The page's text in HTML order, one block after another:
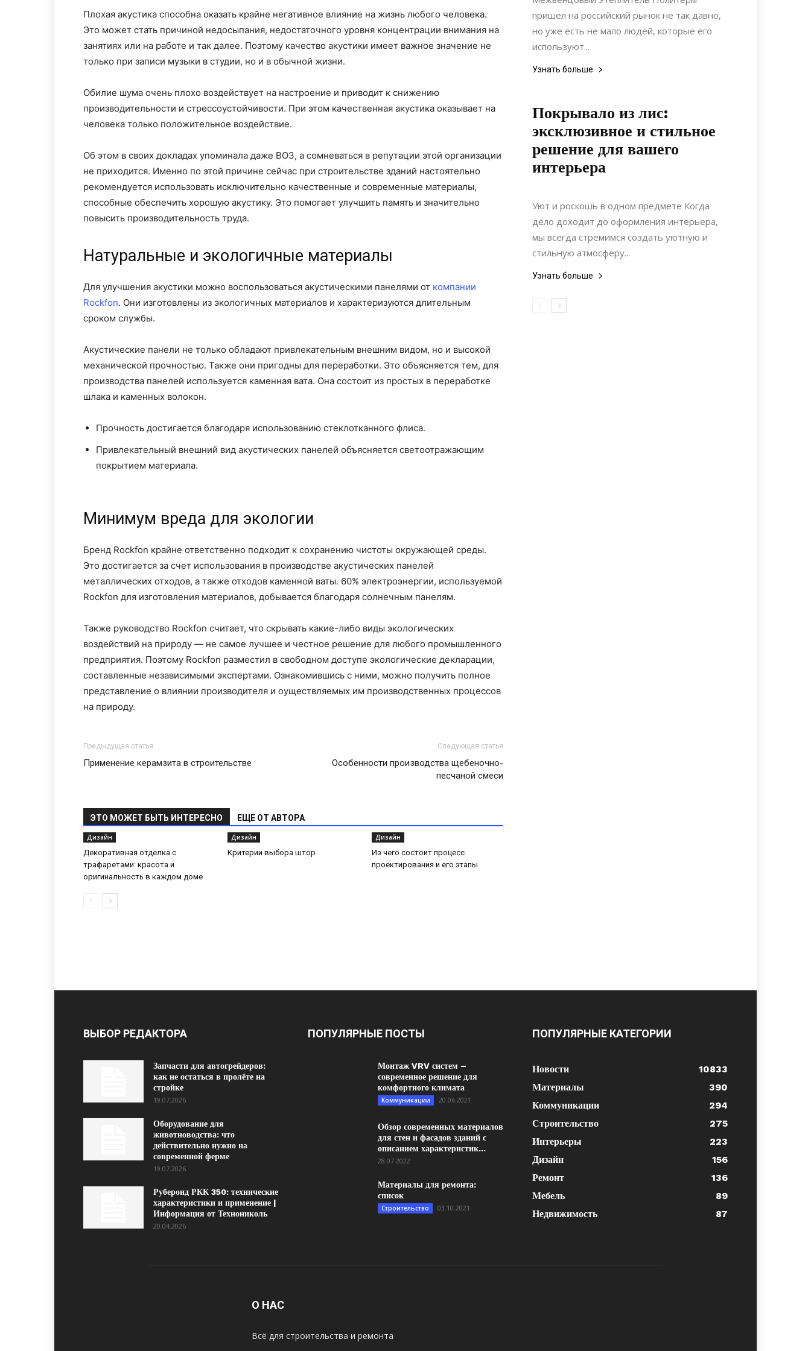
Плохая акустика способна оказать крайне негативное влияние на жизнь любого человека.
Это может стать причиной недосыпания, недостаточного уровня концентрации внимания на
занятиях или на работе и так далее. Поэтому качество акустики имеет важное значение не
только при записи музыки в студии, но и в обычной жизни.
Обилие шума очень плохо воздействует на настроение и приводит к снижению
производительности и стрессоустойчивости. При этом качественная акустика оказывает на
человека только положительное воздействие.
Об этом в своих докладах упоминала даже ВОЗ, а сомневаться в репутации этой организации
не приходится. Именно по этой причине сейчас при строительстве зданий настоятельно
рекомендуется использовать исключительно качественные и современные материалы,
способные обеспечить хорошую акустику. Это помогает улучшить память и значительно
повысить производительность труда.
Натуральные и экологичные материалы
Для улучшения акустики можно воспользоваться акустическими панелями от компании
Rockfon. Они изготовлены из экологичных материалов и характеризуются длительным
сроком службы.
Акустические панели не только обладают привлекательным внешним видом, но и высокой
механической прочностью. Также они пригодны для переработки. Это объясняется тем, для
производства панелей используется каменная вата. Она состоит из простых в переработке
шлака и каменных волокон.
Прочность достигается благодаря использованию стеклотканного флиса.
Привлекательный внешний вид акустических панелей объясняется светоотражающим
покрытием материала.
Минимум вреда для экологии
Бренд Rockfon крайне ответственно подходит к сохранению чистоты окружающей среды.
Это достигается за счет использования в производстве акустических панелей
металлических отходов, а также отходов каменной ваты. 60% электроэнергии, используемой
Rockfon для изготовления материалов, добывается благодаря солнечным панелям.
Также руководство Rockfon считает, что скрывать какие-либо виды экологических
воздействий на природу — не самое лучшее и честное решение для любого промышленного
предприятия. Поэтому Rockfon разместил в свободном доступе экологические декларации,
составленные независимыми экспертами. Ознакомившись с ними, можно получить полное
представление о влиянии производителя и оуществляемых им производственных процессов
на природу.
Предыдущая статья
Применение керамзита в строительстве
Следующая статья
Особенности производства щебеночно-
песчаной смеси
ЭТО МОЖЕТ БЫТЬ ИНТЕРЕСНО ЕЩЕ ОТ АВТОРА
Дизайн
Декоративная отделка с
трафаретами: красота и
оригинальность в каждом доме
Дизайн
Критерии выбора штор
Дизайн
Из чего состоит процесс
проектирования и его этапы
пришел на российский рынок не так давно,
но уже есть не мало людей, которые его
используют...
Узнать больше
Покрывало из лис:
эксклюзивное и стильное
решение для вашего
интерьера
25.04.2024
Уют и роскошь в одном предмете Когда
дело доходит до оформления интерьера,
мы всегда стремимся создать уютную и
стильную атмосферу...
Узнать больше
ВЫБОР РЕДАКТОРА
Запчасти для автогрейдеров:
как не остаться в пролёте на
стройке
19.07.2026
Оборудование для
животноводства: что
действительно нужно на
современной ферме
19.07.2026
Рубероид РКК 350: технические
характеристики и применение |
Информация от Технониколь
20.04.2026
ПОПУЛЯРНЫЕ ПОСТЫ
Монтаж VRV систем –
современное решение для
комфортного климата
Коммуникации 20.06.2021
Обзор современных материалов
для стен и фасадов зданий с
описанием характеристик...
28.07.2022
Материалы для ремонта:
список
Строительство 03.10.2021
ПОПУЛЯРНЫЕ КАТЕГОРИИ
Новости
10833
Материалы
390
Коммуникации
294
Строительство
275
Интерьеры
223
Дизайн
156
Ремонт
136
Мебель
89
Недвижимость
87
О НАС
Всё для строительства и ремонта